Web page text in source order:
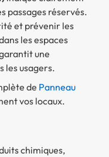
passages réservés.
et prévenir les
les espaces
une
les usagers.
de Panneau
vos locaux.
chimiques,